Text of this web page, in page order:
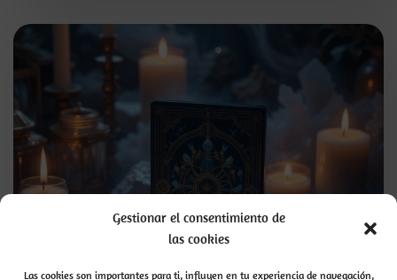
Gestionar el consentimiento de
las cookies
Las cookies son importantes para ti, influyen en tu experiencia de navegación,